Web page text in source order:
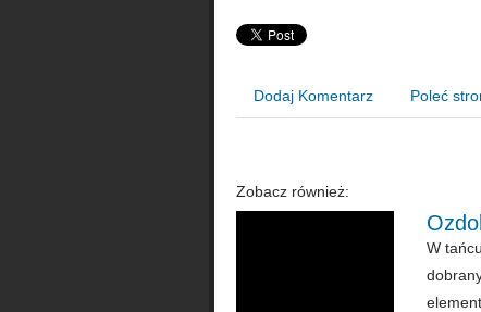
Dodaj Komentarz Poleć
Zobacz również:
W